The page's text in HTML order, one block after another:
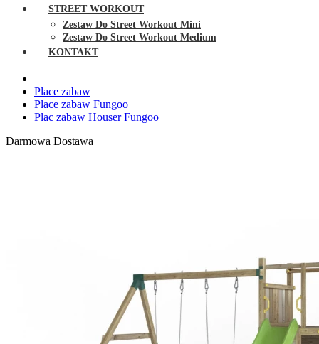
STREET WORKOUT
Zestaw Do Street Workout Mini
Zestaw Do Street Workout Medium
KONTAKT
Place zabaw
Place zabaw Fungoo
Plac zabaw Houser Fungoo
Darmowa Dostawa